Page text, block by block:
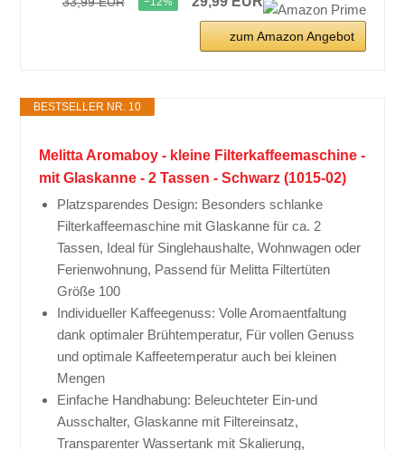
zum Amazon Angebot
BESTSELLER NR. 10
Melitta Aromaboy - kleine Filterkaffeemaschine -
mit Glaskanne - 2 Tassen - Schwarz (1015-02)
Platzsparendes Design: Besonders schlanke
Filterkaffeemaschine mit Glaskanne für ca. 2
Tassen, Ideal für Singlehaushalte, Wohnwagen oder
Ferienwohnung, Passend für Melitta Filtertüten
Größe 100
Individueller Kaffeegenuss: Volle Aromaentfaltung
dank optimaler Brühtemperatur, Für vollen Genuss
und optimale Kaffeetemperatur auch bei kleinen
Mengen
Einfache Handhabung: Beleuchteter Ein-und
Ausschalter, Glaskanne mit Filtereinsatz,
Transparenter Wassertank mit Skalierung,